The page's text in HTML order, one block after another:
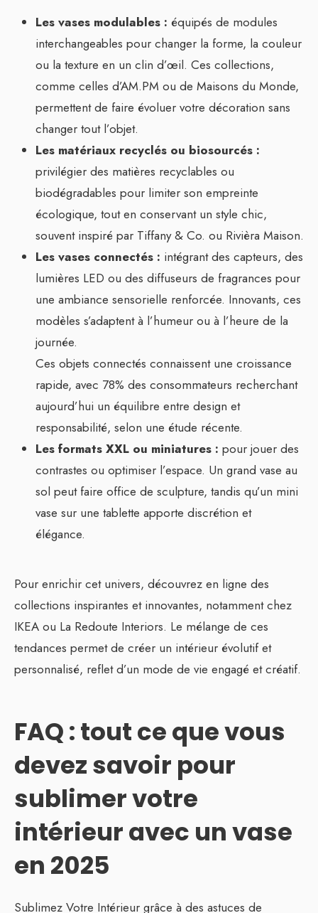
Les vases modulables : équipés de modules
interchangeables pour changer la forme, la couleur
ou la texture en un clin d’œil. Ces collections,
comme celles d’AM.PM ou de Maisons du Monde,
permettent de faire évoluer votre décoration sans
changer tout l’objet.
Les matériaux recyclés ou biosourcés :
privilégier des matières recyclables ou
biodégradables pour limiter son empreinte
écologique, tout en conservant un style chic,
souvent inspiré par Tiffany & Co. ou Rivièra Maison.
Les vases connectés : intégrant des capteurs, des
lumières LED ou des diffuseurs de fragrances pour
une ambiance sensorielle renforcée. Innovants, ces
modèles s’adaptent à l’humeur ou à l’heure de la
journée.
Ces objets connectés connaissent une croissance
rapide, avec 78% des consommateurs recherchant
aujourd’hui un équilibre entre design et
responsabilité, selon une étude récente.
Les formats XXL ou miniatures : pour jouer des
contrastes ou optimiser l’espace. Un grand vase au
sol peut faire office de sculpture, tandis qu’un mini
vase sur une tablette apporte discrétion et
élégance.
Pour enrichir cet univers, découvrez en ligne des
collections inspirantes et innovantes, notamment chez
IKEA ou La Redoute Interiors. Le mélange de ces
tendances permet de créer un intérieur évolutif et
personnalisé, reflet d’un mode de vie engagé et créatif.
FAQ : tout ce que vous
devez savoir pour
sublimer votre
intérieur avec un vase
en 2025
Sublimez Votre Intérieur grâce à des astuces de